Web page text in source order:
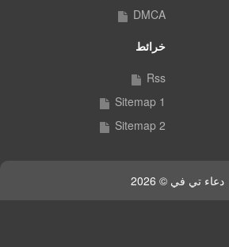
DMCA
خرائط
Rss
Sitemap 1
Sitemap 2
دعاء تي في © 2026